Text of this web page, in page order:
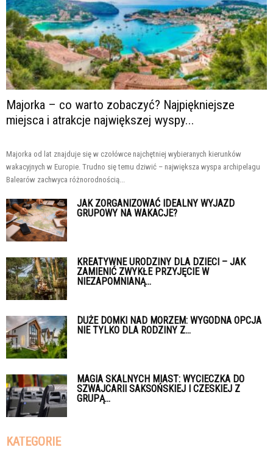
Majorka – co warto zobaczyć? Najpiękniejsze
miejsca i atrakcje największej wyspy...
Majorka od lat znajduje się w czołówce najchętniej wybieranych kierunków
wakacyjnych w Europie. Trudno się temu dziwić – największa wyspa archipelagu
Balearów zachwyca różnorodnością...
JAK ZORGANIZOWAĆ IDEALNY WYJAZD
GRUPOWY NA WAKACJE?
KREATYWNE URODZINY DLA DZIECI – JAK
ZAMIENIĆ ZWYKŁE PRZYJĘCIE W
NIEZAPOMNIANĄ...
DUŻE DOMKI NAD MORZEM: WYGODNA OPCJA
NIE TYLKO DLA RODZINY Z...
MAGIA SKALNYCH MIAST: WYCIECZKA DO
SZWAJCARII SAKSOŃSKIEJ I CZESKIEJ Z
GRUPĄ...
KATEGORIE